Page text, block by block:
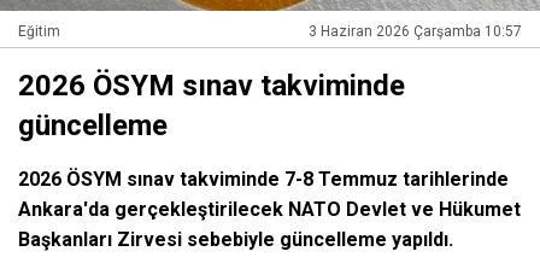
Eğitim 3 Haziran 2026 Çarşamba 10:57
2026 ÖSYM sınav takviminde
güncelleme
2026 ÖSYM sınav takviminde 7-8 Temmuz tarihlerinde
Ankara'da gerçekleştirilecek NATO Devlet ve Hükumet
Başkanları Zirvesi sebebiyle güncelleme yapıldı.